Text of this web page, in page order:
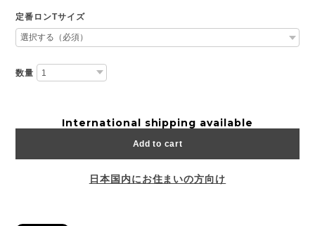
定番ロンTサイズ
数量
International shipping available
Add to cart
日本国内にお住まいの方向け